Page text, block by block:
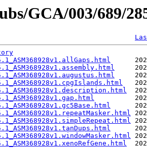
GCA/003/689/